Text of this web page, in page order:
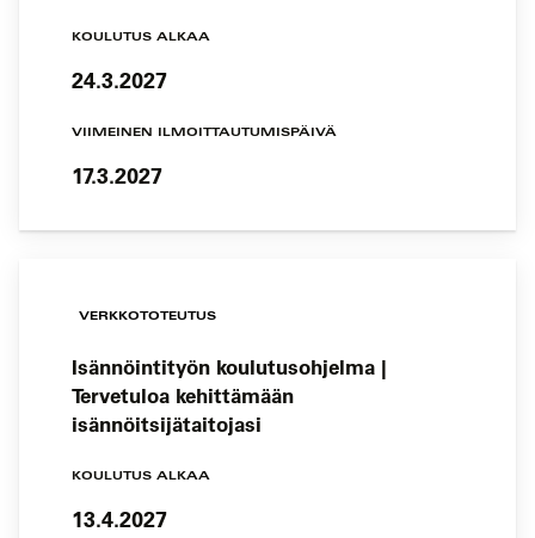
KOULUTUS ALKAA
24.3.2027
VIIMEINEN ILMOITTAUTUMISPÄIVÄ
17.3.2027
VERKKOTOTEUTUS
Isännöintityön koulutusohjelma |
Tervetuloa kehittämään
isännöitsijätaitojasi
KOULUTUS ALKAA
13.4.2027